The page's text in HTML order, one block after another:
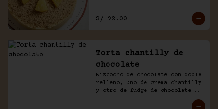
S/ 92.00
Torta chantilly de
chocolate
Bizcocho de chocolate con doble
relleno, uno de crema chantilly
y otro de fudge de chocolate